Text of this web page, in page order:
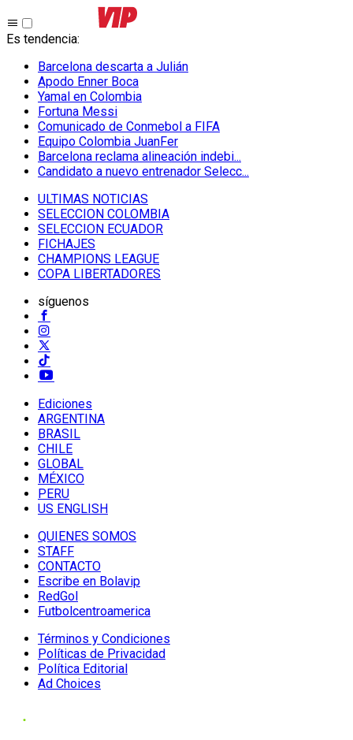
Es tendencia:
Barcelona descarta a Julián
Apodo Enner Boca
Yamal en Colombia
Fortuna Messi
Comunicado de Conmebol a FIFA
Equipo Colombia JuanFer
Barcelona reclama alineación indebi...
Candidato a nuevo entrenador Selecc...
ULTIMAS NOTICIAS
SELECCION COLOMBIA
SELECCION ECUADOR
FICHAJES
CHAMPIONS LEAGUE
COPA LIBERTADORES
síguenos
Ediciones
ARGENTINA
BRASIL
CHILE
GLOBAL
MÉXICO
PERU
US ENGLISH
QUIENES SOMOS
STAFF
CONTACTO
Escribe en Bolavip
RedGol
Futbolcentroamerica
Términos y Condiciones
Políticas de Privacidad
Política Editorial
Ad Choices